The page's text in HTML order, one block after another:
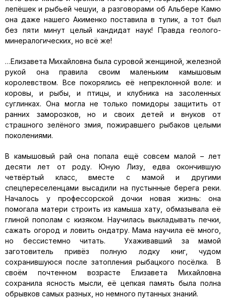
лепёшек и рыбьей чешуи, а разговорами об Альбере Камю
она даже нашего Акименко поставила в тупик, а тот был
без пяти минут целый кандидат наук! Правда геолого-
минералогических, но всё же!
…Елизавета Михайловна была суровой женщиной, железной
рукой она правила своим маленьким камышовым
королевством. Все покорялись её непреклонной воле: и
коровы, и рыбы, и птицы, и клубника на засоленных
суглинках. Она могла не только помидоры защитить от
ранних заморозков, но и своих детей и внуков от
страшного зелёного змия, пожиравшего рыбаков целыми
поколениями.
В камышовый рай она попала ещё совсем малой – лет
десяти лет от роду. Юную Лизу, едва окончившую
четвёртый класс, вместе с мамой и другими
спецпереселенцами высадили на пустынные берега реки.
Началось у профессорской дочки новая жизнь: она
помогала матери строить из камыша хату, обмазывала её
глиной пополам с кизяком. Научилась выкладывать печки,
сажать огород и ловить ондатру. Мама научила её много,
но бессистемно читать. Ухаживавший за мамой
заготовитель привёз полную лодку книг, чудом
сохранившуюся после затопления рыбацкого посёлка. В
своём почтенном возрасте Елизавета Михайловна
сохранила ясность мысли, её цепкая память была полна
обрывков самых разных, но немного путанных знаний.